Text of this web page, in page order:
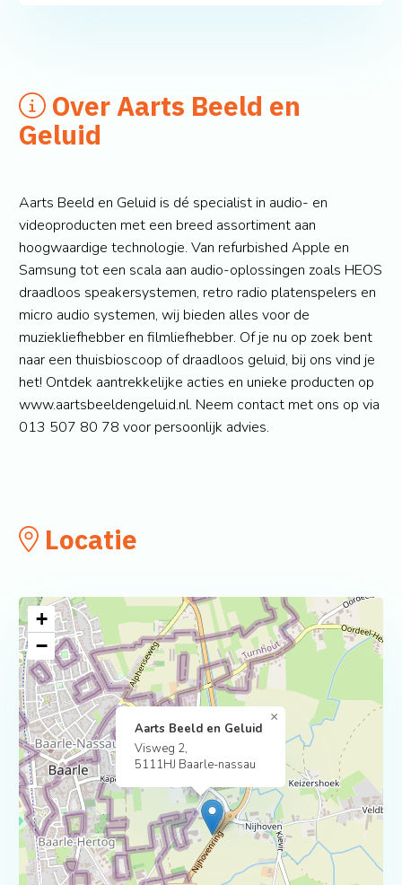
Over Aarts Beeld en
Geluid
Aarts Beeld en Geluid is dé specialist in audio- en
videoproducten met een breed assortiment aan
hoogwaardige technologie. Van refurbished Apple en
Samsung tot een scala aan audio-oplossingen zoals HEOS
draadloos speakersystemen, retro radio platenspelers en
micro audio systemen, wij bieden alles voor de
muziekliefhebber en filmliefhebber. Of je nu op zoek bent
naar een thuisbioscoop of draadloos geluid, bij ons vind je
het! Ontdek aantrekkelijke acties en unieke producten op
www.aartsbeeldengeluid.nl. Neem contact met ons op via
013 507 80 78 voor persoonlijk advies.
Locatie
Aarts Beeld en Geluid
Visweg 2,
5111HJ Baarle-nassau
×
+
−